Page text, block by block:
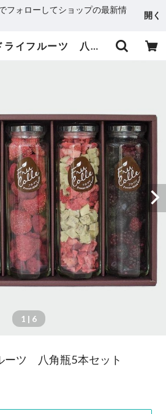
フォローしてショップの最新情
開く
フリーズドライフルーツ 八角瓶5本セット | FruColle（フルコレ）オンラインストア
1 | 6
ーツ 八角瓶5本セット